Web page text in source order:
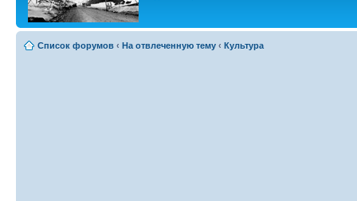
Список форумов ‹ На отвлеченную тему ‹ Культура